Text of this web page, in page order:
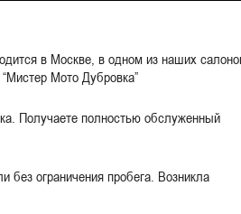
в Москве, в одном из наших
Мото Дубровка”
Получаете полностью обслуженный
без ограничения пробега. Возникла